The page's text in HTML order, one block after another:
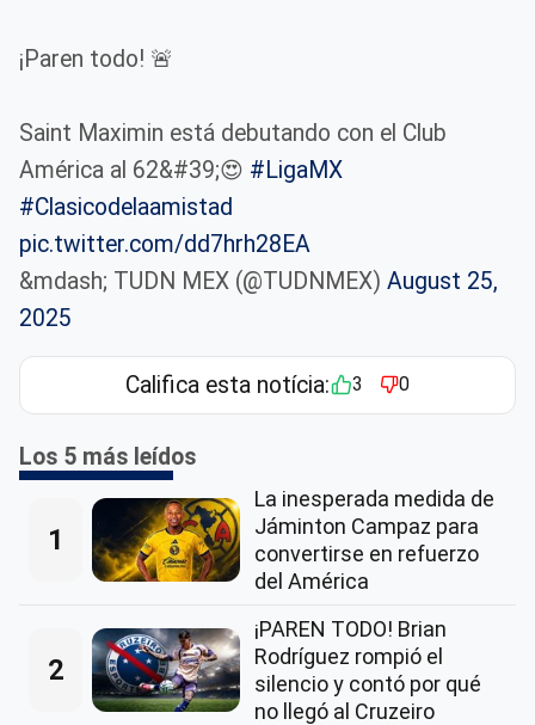
¡Paren todo! 🚨
Saint Maximin está debutando con el Club
América al 62&#39;😍 #LigaMX
#Clasicodelaamistad
pic.twitter.com/dd7hrh28EA
&mdash; TUDN MEX (@TUDNMEX) August 25,
2025
Califica esta notícia: 3 0
Los 5 más leídos
1
La inesperada medida de
Jáminton Campaz para
convertirse en refuerzo
del América
2
¡PAREN TODO! Brian
Rodríguez rompió el
silencio y contó por qué
no llegó al Cruzeiro